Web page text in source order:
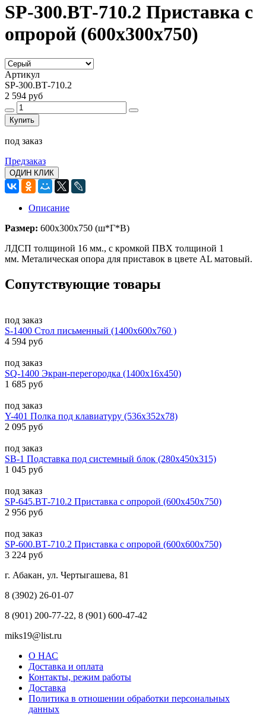
SP-300.ВТ-710.2 Приставка с
опророй (600х300х750)
Артикул
SP-300.ВТ-710.2
2 594 руб
Купить
под заказ
Предзаказ
ОДИН КЛИК
Описание
Размер: 600х300х750 (ш*Г*В)
ЛДСП толщиной 16 мм., с кромкой ПВХ толщиной 1
мм. Металическая опора для приставок в цвете AL матовый.
Сопутствующие товары
под заказ
S-1400 Стол письменный (1400х600х760 )
4 594 руб
под заказ
SQ-1400 Экран-перегородка (1400х16х450)
1 685 руб
под заказ
Y-401 Полка под клавиатуру (536х352х78)
2 095 руб
под заказ
SB-1 Подставка под системный блок (280х450х315)
1 045 руб
под заказ
SP-645.ВТ-710.2 Приставка с опророй (600х450х750)
2 956 руб
под заказ
SP-600.ВТ-710.2 Приставка с опророй (600х600х750)
3 224 руб
г. Абакан, ул. Чертыгашева, 81
8 (3902) 26-01-07
8 (901) 200-77-22, 8 (901) 600-47-42
miks19@list.ru
О НАС
Доставка и оплата
Контакты, режим работы
Доставка
Политика в отношении обработки персональных
данных